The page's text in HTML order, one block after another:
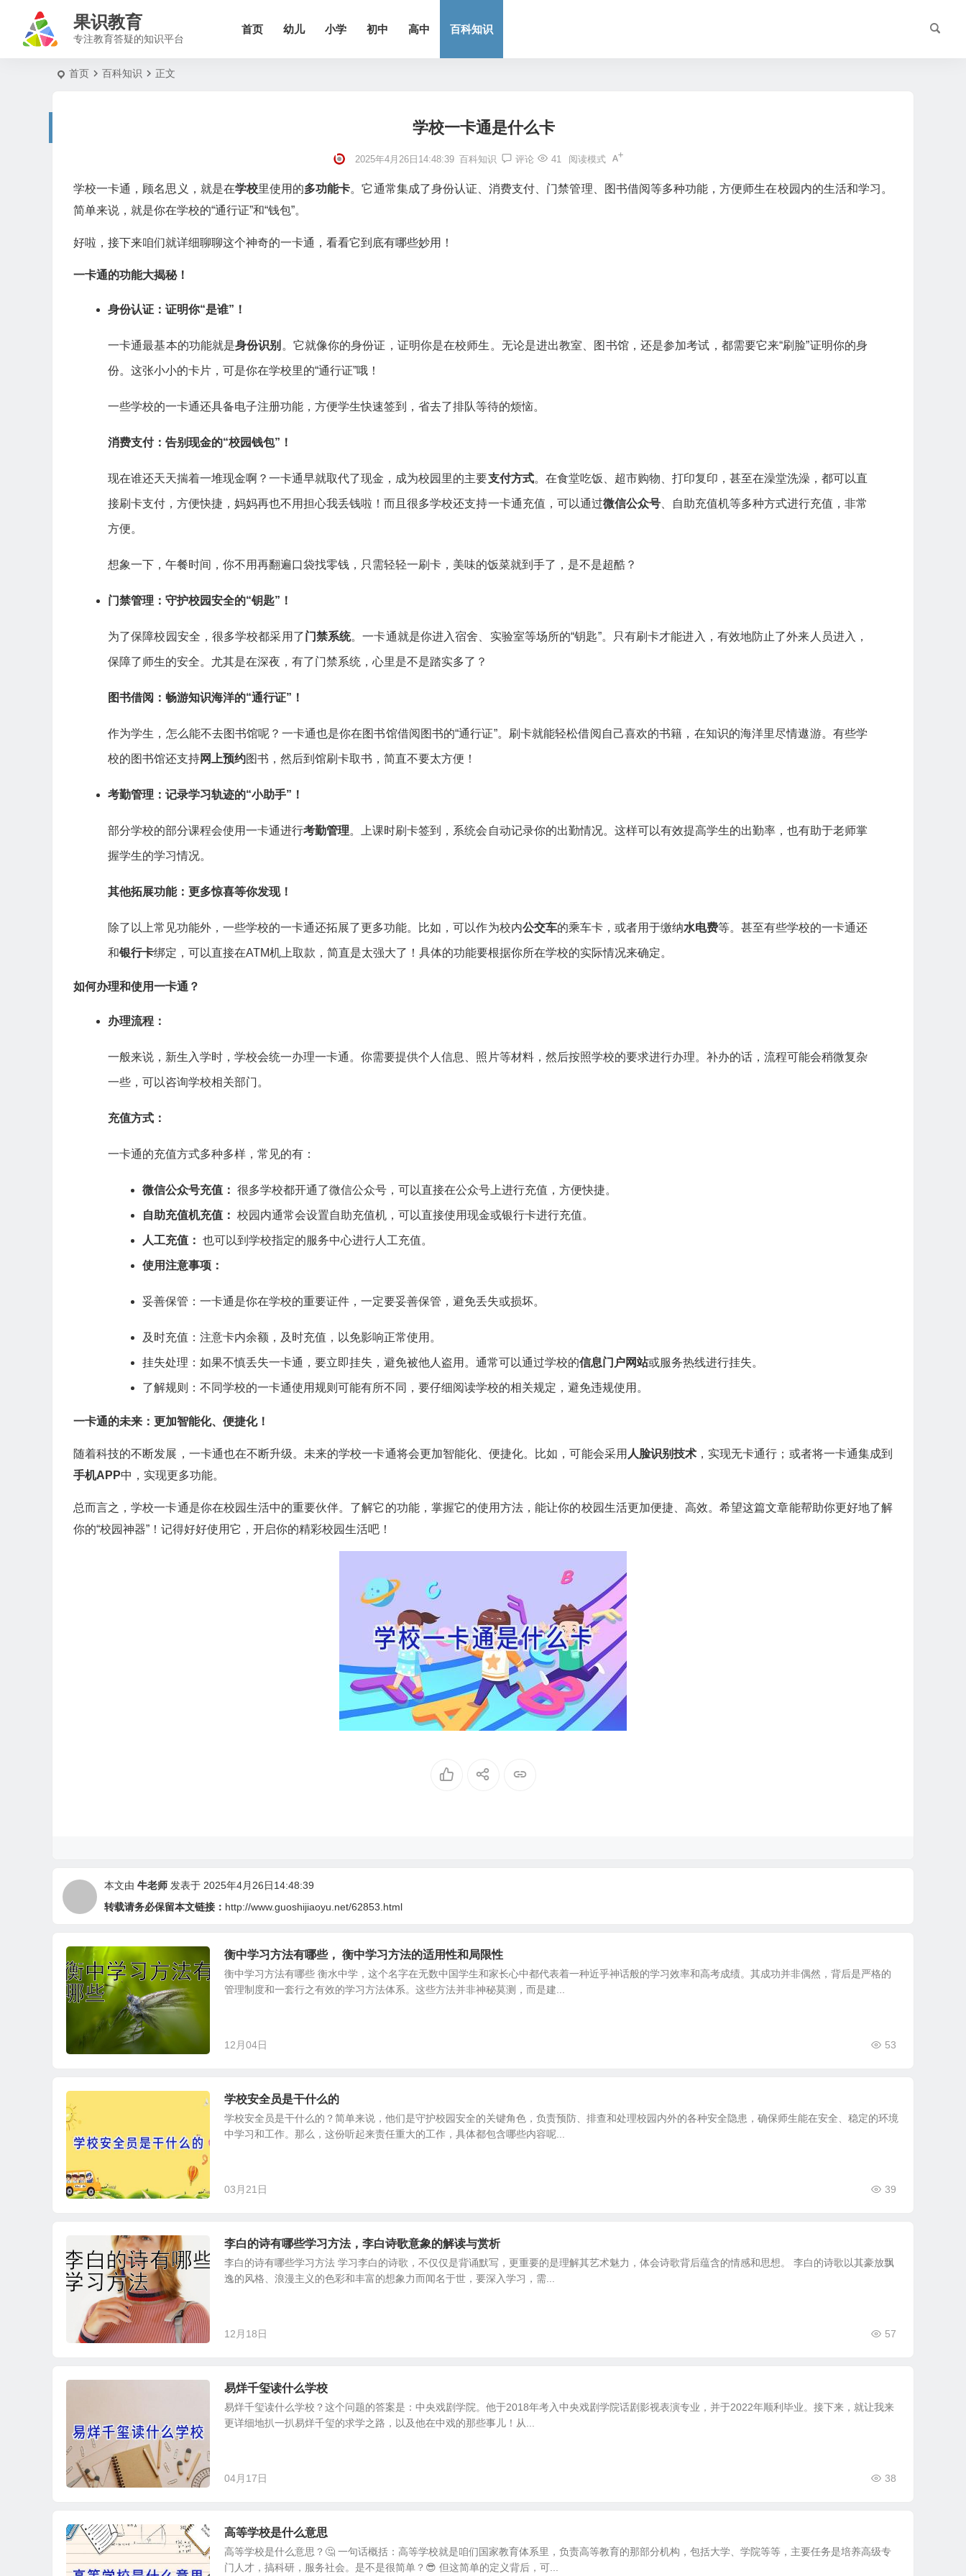
果识教育
专注教育答疑的知识平台
首页 幼儿 小学 初中 高中 百科知识
首页 百科知识 正文
学校一卡通是什么卡
2025年4月26日14:48:39 百科知识 评论 41 阅读模式
学校一卡通，顾名思义，就是在学校里使用的多功能卡。它通常集成了身份认证、消费支付、门禁管理、图书借阅等多种功能，方便师生在校园内的生活和学习。
简单来说，就是你在学校的“通行证”和“钱包”。
好啦，接下来咱们就详细聊聊这个神奇的一卡通，看看它到底有哪些妙用！
一卡通的功能大揭秘！
身份认证：证明你“是谁”！
一卡通最基本的功能就是身份识别 。它就像你的身份证，证明你是在校师生。无论是进出教室、图书馆，还是参加考试，都需要它来“刷脸”证明你的身
份。这张小小的卡片，可是你在学校里的“通行证”哦！
一些学校的一卡通还具备电子注册功能，方便学生快速签到，省去了排队等待的烦恼。
消费支付：告别现金的“校园钱包”！
现在谁还天天揣着一堆现金啊？一卡通早就取代了现金，成为校园里的主要支付方式。在食堂吃饭、超市购物、打印复印，甚至在澡堂洗澡，都可以直
接刷卡支付，方便快捷，妈妈再也不用担心我丢钱啦！而且很多学校还支持一卡通充值，可以通过微信公众号、自助充值机等多种方式进行充值，非常
方便。
想象一下，午餐时间，你不用再翻遍口袋找零钱，只需轻轻一刷卡，美味的饭菜就到手了，是不是超酷？
门禁管理：守护校园安全的“钥匙”！
为了保障校园安全，很多学校都采用了门禁系统。一卡通就是你进入宿舍、实验室等场所的“钥匙”。只有刷卡才能进入，有效地防止了外来人员进入，
保障了师生的安全。尤其是在深夜，有了门禁系统，心里是不是踏实多了？
图书借阅：畅游知识海洋的“通行证”！
作为学生，怎么能不去图书馆呢？一卡通也是你在图书馆借阅图书的“通行证”。刷卡就能轻松借阅自己喜欢的书籍，在知识的海洋里尽情遨游。有些学
校的图书馆还支持网上预约图书，然后到馆刷卡取书，简直不要太方便！
考勤管理：记录学习轨迹的“小助手”！
部分学校的部分课程会使用一卡通进行考勤管理。上课时刷卡签到，系统会自动记录你的出勤情况。这样可以有效提高学生的出勤率，也有助于老师掌
握学生的学习情况。
其他拓展功能：更多惊喜等你发现！
除了以上常见功能外，一些学校的一卡通还拓展了更多功能。比如，可以作为校内公交车的乘车卡，或者用于缴纳水电费等。甚至有些学校的一卡通还
和银行卡绑定，可以直接在ATM机上取款，简直是太强大了！具体的功能要根据你所在学校的实际情况来确定。
如何办理和使用一卡通？
办理流程：
一般来说，新生入学时，学校会统一办理一卡通。你需要提供个人信息、照片等材料，然后按照学校的要求进行办理。补办的话，流程可能会稍微复杂
一些，可以咨询学校相关部门。
充值方式：
一卡通的充值方式多种多样，常见的有：
微信公众号充值： 很多学校都开通了微信公众号，可以直接在公众号上进行充值，方便快捷。
自助充值机充值： 校园内通常会设置自助充值机，可以直接使用现金或银行卡进行充值。
人工充值： 也可以到学校指定的服务中心进行人工充值。
使用注意事项：
妥善保管：一卡通是你在学校的重要证件，一定要妥善保管，避免丢失或损坏。
及时充值：注意卡内余额，及时充值，以免影响正常使用。
挂失处理：如果不慎丢失一卡通，要立即挂失，避免被他人盗用。通常可以通过学校的信息门户网站或服务热线进行挂失。
了解规则：不同学校的一卡通使用规则可能有所不同，要仔细阅读学校的相关规定，避免违规使用。
一卡通的未来：更加智能化、便捷化！
随着科技的不断发展，一卡通也在不断升级。未来的学校一卡通将会更加智能化、便捷化。比如，可能会采用 人脸识别技术 ，实现无卡通行；或者将一卡通集成到
手机APP中，实现更多功能。
总而言之，学校一卡通是你在校园生活中的重要伙伴。了解它的功能，掌握它的使用方法，能让你的校园生活更加便捷、高效。希望这篇文章能帮助你更好地了解
你的“校园神器”！记得好好使用它，开启你的精彩校园生活吧！
本文由 牛老师 发表于 2025年4月26日14:48:39
转载请务必保留本文链接： http://www.guoshijiaoyu.net/62853.html
衡中学习方法有哪些， 衡中学习方法的适用性和局限性
衡中学习方法有哪些 衡水中学，这个名字在无数中国学生和家长心中都代表着一种近乎神话般的学习效率和高考成绩。其成功并非偶然，背后是严格的
管理制度和一套行之有效的学习方法体系。这些方法并非神秘莫测，而是建...
12月04日 53
学校安全员是干什么的
学校安全员是干什么的？简单来说，他们是守护校园安全的关键角色，负责预防、排查和处理校园内外的各种安全隐患，确保师生能在安全、稳定的环境
中学习和工作。那么，这份听起来责任重大的工作，具体都包含哪些内容呢...
03月21日 39
李白的诗有哪些学习方法，李白诗歌意象的解读与赏析
李白的诗有哪些学习方法 学习李白的诗歌，不仅仅是背诵默写，更重要的是理解其艺术魅力，体会诗歌背后蕴含的情感和思想。 李白的诗歌以其豪放飘
逸的风格、浪漫主义的色彩和丰富的想象力而闻名于世，要深入学习，需...
12月18日 57
易烊千玺读什么学校
易烊千玺读什么学校？这个问题的答案是：中央戏剧学院。他于2018年考入中央戏剧学院话剧影视表演专业，并于2022年顺利毕业。接下来，就让我来
更详细地扒一扒易烊千玺的求学之路，以及他在中戏的那些事儿！从...
04月17日 38
高等学校是什么意思
高等学校是什么意思？🤔 一句话概括：高等学校就是咱们国家教育体系里，负责高等教育的那部分机构，包括大学、学院等等，主要任务是培养高级专
门人才，搞科研，服务社会。是不是很简单？😎 但这简单的定义背后，可...